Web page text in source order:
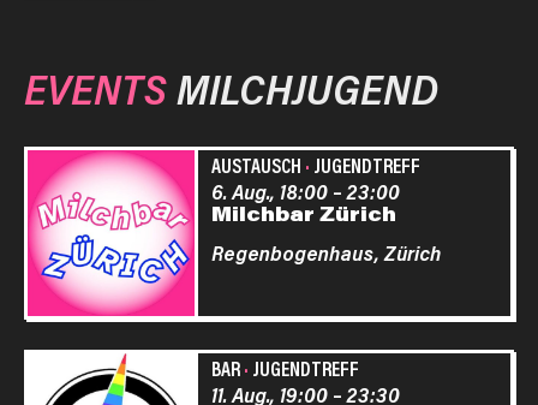
EVENTSMILCHJUGEND
AUSTAUSCH · JUGENDTREFF
Milchbar Zürich
6. Aug., 18:00–23:00
Regenbogenhaus, Zürich
BAR· JUGENDTREFF
11. Aug., 19:00–23:30